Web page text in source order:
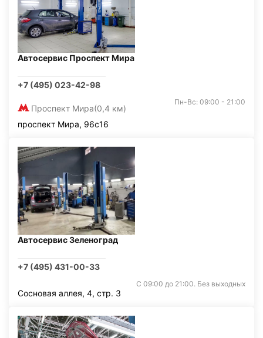
Автосервис Проспект Мира
+7 (495) 023-42-98
Проспект Мира(0,4 км)
Пн-Вс: 09:00 - 21:00
проспект Мира, 96с16
Автосервис Зеленоград
+7 (495) 431-00-33
С 09:00 до 21:00. Без выходных
Сосновая аллея, 4, стр. 3